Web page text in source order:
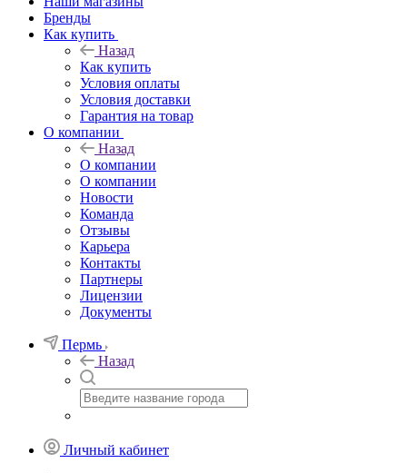
Бренды
Как купить
Назад
Как купить
Условия оплаты
Условия доставки
Гарантия на товар
О компании
Назад
О компании
О компании
Новости
Команда
Отзывы
Карьера
Контакты
Партнеры
Лицензии
Документы
Пермь
Назад
Личный кабинет